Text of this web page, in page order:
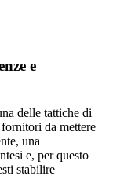
e
delle tattiche di
da mettere
una
e, per questo
stabilire